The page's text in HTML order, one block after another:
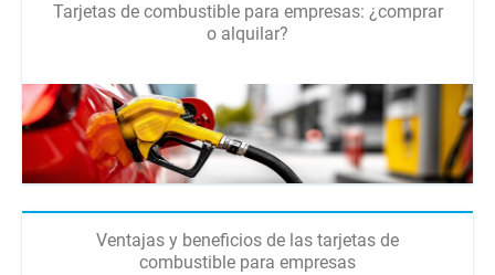
Tarjetas de combustible para empresas: ¿comprar
o alquilar?
Ventajas y beneficios de las tarjetas de
combustible para empresas